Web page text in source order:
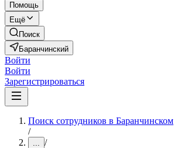
Помощь
Ещё
Поиск
Баранчинский
Войти
Войти
Зарегистрироваться
Поиск сотрудников в Баранчинском
/
... /